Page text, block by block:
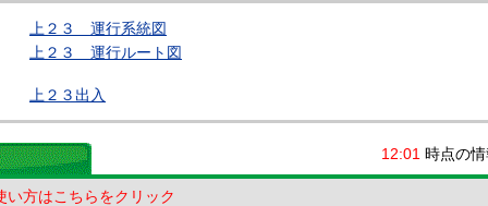
上２３ 運行系統図
上２３ 運行ルート図
上２３出入
12:01 時点の情
い方はこちらをクリック